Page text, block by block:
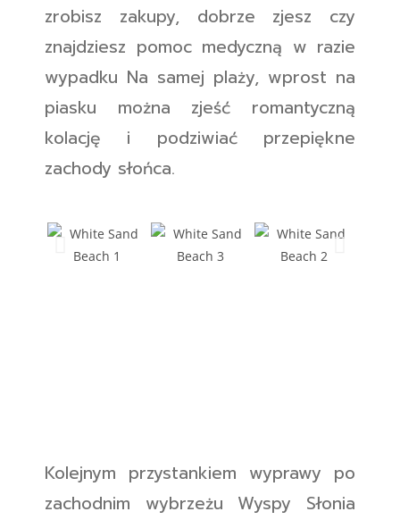
zrobisz zakupy, dobrze zjesz czy
znajdziesz pomoc medyczną w razie
wypadku Na samej plaży, wprost na
piasku można zjeść romantyczną
kolację i podziwiać przepiękne
zachody słońca.
Kolejnym przystankiem wyprawy po
zachodnim wybrzeżu Wyspy Słonia